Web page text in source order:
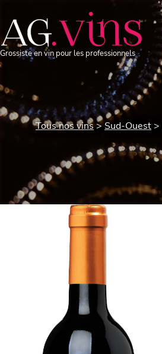
Grossiste en vin pour les professionnels
Tous nos vins Sud-Ouest